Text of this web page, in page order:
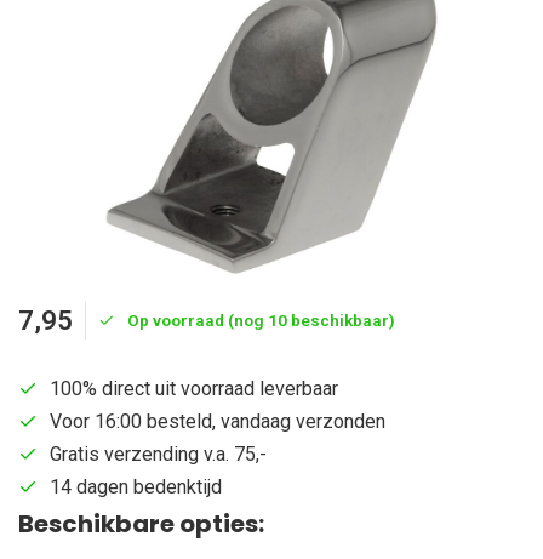
7,95 Op voorraad (nog 10 beschikbaar)
100% direct uit voorraad leverbaar
Voor 16:00 besteld, vandaag verzonden
Gratis verzending v.a. 75,-
14 dagen bedenktijd
Beschikbare opties: